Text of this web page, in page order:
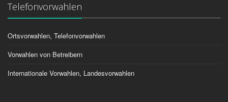
Telefonvorwahlen
Ortsvorwahlen, Telefonvorwahlen
Vorwahlen von Betreibern
Internationale Vorwahlen, Landesvorwahlen